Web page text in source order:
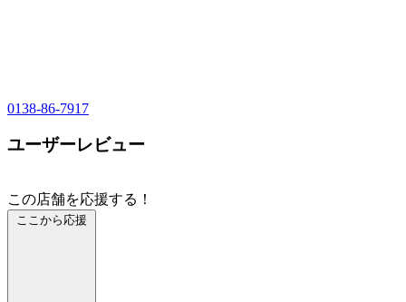
0138-86-7917
ユーザーレビュー
この店舗を応援する！
ここから応援